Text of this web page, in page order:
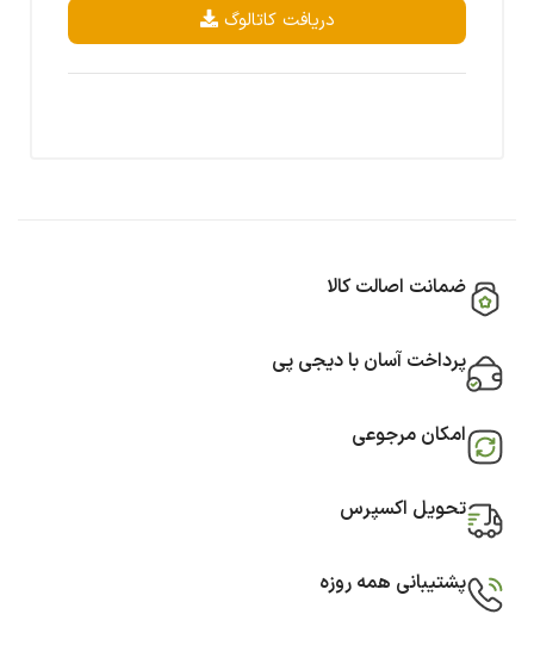
دریافت کاتالوگ
ضمانت اصالت کالا
پرداخت آسان با دیجی پی
امکان مرجوعی
تحویل اکسپرس
پشتیبانی همه روزه